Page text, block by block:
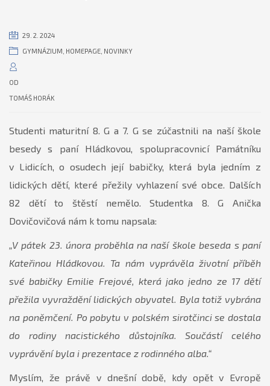
29. 2. 2024
GYMNÁZIUM HOMEPAGE NOVINKY
OD
TOMÁŠ HORÁK
Studenti maturitní 8. G a 7. G se zúčastnili na naší škole
besedy s paní Hládkovou, spolupracovnicí Památníku
v Lidicích, o osudech její babičky, která byla jedním z
lidických dětí, které přežily vyhlazení své obce. Dalších
82 dětí to štěstí nemělo. Studentka 8. G Anička
Dovičovičová nám k tomu napsala:
„V pátek 23. února proběhla na naší škole beseda s paní
Kateřinou Hládkovou. Ta nám vyprávěla životní příběh
své babičky Emilie Frejové, která jako jedno ze 17 dětí
přežila vyvraždění lidických obyvatel. Byla totiž vybrána
na poněmčení. Po pobytu v polském sirotčinci se dostala
do rodiny nacistického důstojníka. Součástí celého
vyprávění byla i prezentace z rodinného alba.“
Myslím, že právě v dnešní době, kdy opět v Evropě